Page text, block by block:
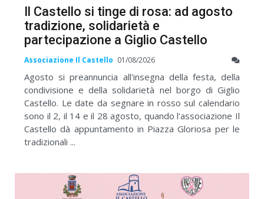
Il Castello si tinge di rosa: ad agosto
tradizione, solidarietà e
partecipazione a Giglio Castello
Associazione Il Castello 01/08/2026
Agosto si preannuncia all'insegna della festa, della
condivisione e della solidarietà nel borgo di Giglio
Castello. Le date da segnare in rosso sul calendario
sono il 2, il 14 e il 28 agosto, quando l'associazione Il
Castello dà appuntamento in Piazza Gloriosa per le
tradizionali ...